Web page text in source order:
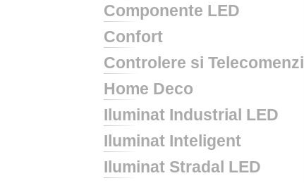
Componente LED
Confort
Controlere si Telecomenzi
Home Deco
Iluminat Industrial LED
Iluminat Inteligent
Iluminat Stradal LED